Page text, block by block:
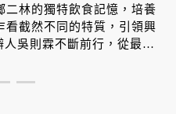
二林的獨特飲食記憶，培養
看截然不同的特質，引領興
吳則霖不斷前行，從最初
銜。